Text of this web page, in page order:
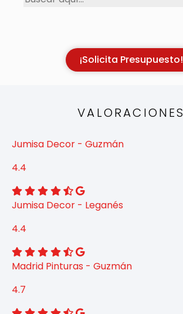
¡Solicita Presupuesto!
VALORACIONES
Jumisa Decor - Guzmán
4.4
Jumisa Decor - Leganés
4.4
Madrid Pinturas - Guzmán
4.7